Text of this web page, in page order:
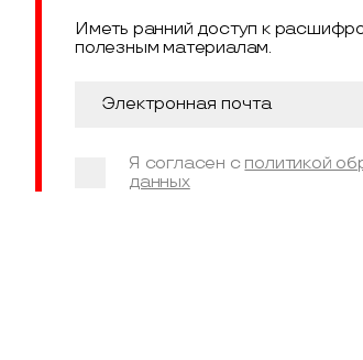
Иметь ранний доступ к
полезным материалам.
Я согласен с политикой
данных